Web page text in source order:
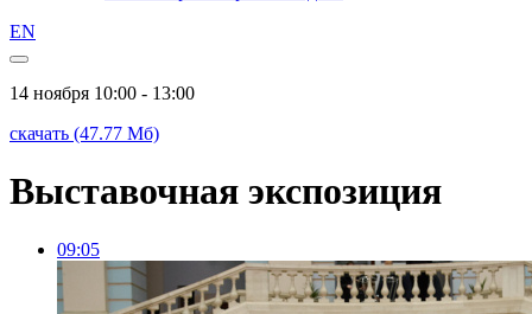
EN
14 ноября 10:00 - 13:00
скачать (47.77 Мб)
Выставочная экспозиция
09:05